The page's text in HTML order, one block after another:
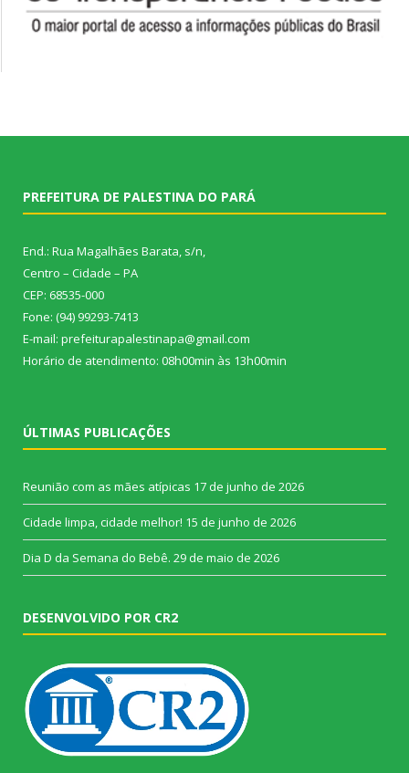
PREFEITURA DE PALESTINA DO PARÁ
End.: Rua Magalhães Barata, s/n,
Centro – Cidade – PA
CEP: 68535-000
Fone: (94) 99293-7413
E-mail: prefeiturapalestinapa@gmail.com
Horário de atendimento: 08h00min às 13h00min
ÚLTIMAS PUBLICAÇÕES
Reunião com as mães atípicas 17 de junho de 2026
Cidade limpa, cidade melhor! 15 de junho de 2026
Dia D da Semana do Bebê. 29 de maio de 2026
DESENVOLVIDO POR CR2